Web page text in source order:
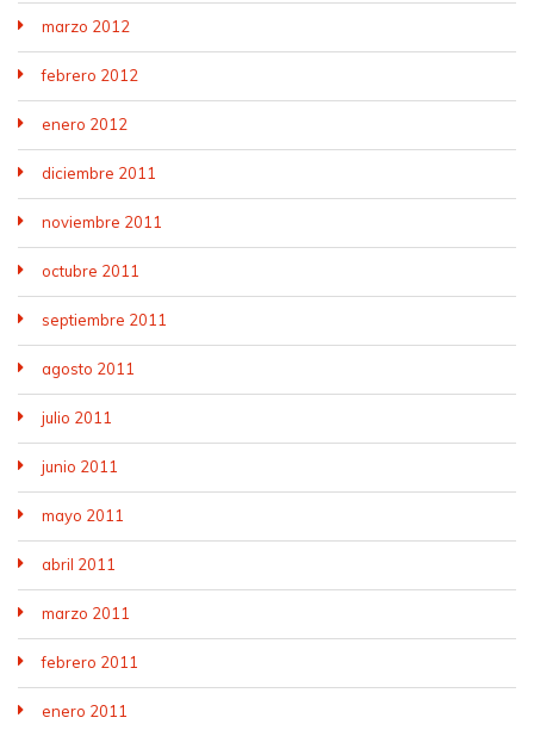
marzo 2012
febrero 2012
enero 2012
diciembre 2011
noviembre 2011
octubre 2011
septiembre 2011
agosto 2011
julio 2011
junio 2011
mayo 2011
abril 2011
marzo 2011
febrero 2011
enero 2011